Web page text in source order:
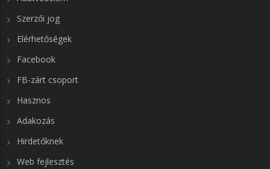
Szerzői jog
Elérhetőségek
Facebook
FB-zárt csoport
Hasznos
Adakozás
Hirdetőknek
Web fejlesztés